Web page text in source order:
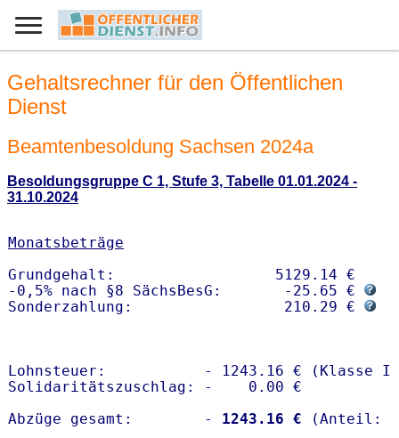
Gehaltsrechner für den Öffentlichen
Dienst
Beamtenbesoldung Sachsen 2024a
Besoldungsgruppe C 1, Stufe 3, Tabelle 01.01.2024 -
31.10.2024
Monatsbeträge
Grundgehalt:                  5129.14 €
-0,5% nach §8 SächsBesG:       -25.65 €
Sonderzahlung:                 210.29 €
Lohnsteuer:           - 1243.16 € (Klasse I)
Solidaritätszuschlag: -    0.00 €
Abzüge gesamt:        -
1243.16 €